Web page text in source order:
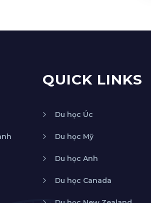
QUICK LINKS
Du học Úc
Du học Mỹ
Du học Anh
Du học Canada